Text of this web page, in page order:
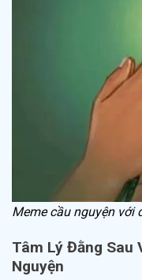
Meme cầu nguyện với
Tâm Lý Đằng Sau
Nguyện